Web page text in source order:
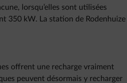
lorsqu’elles sont utilisées
350 kW. La station de Rodenhuize
offrent une recharge vraiment
peuvent désormais y recharger